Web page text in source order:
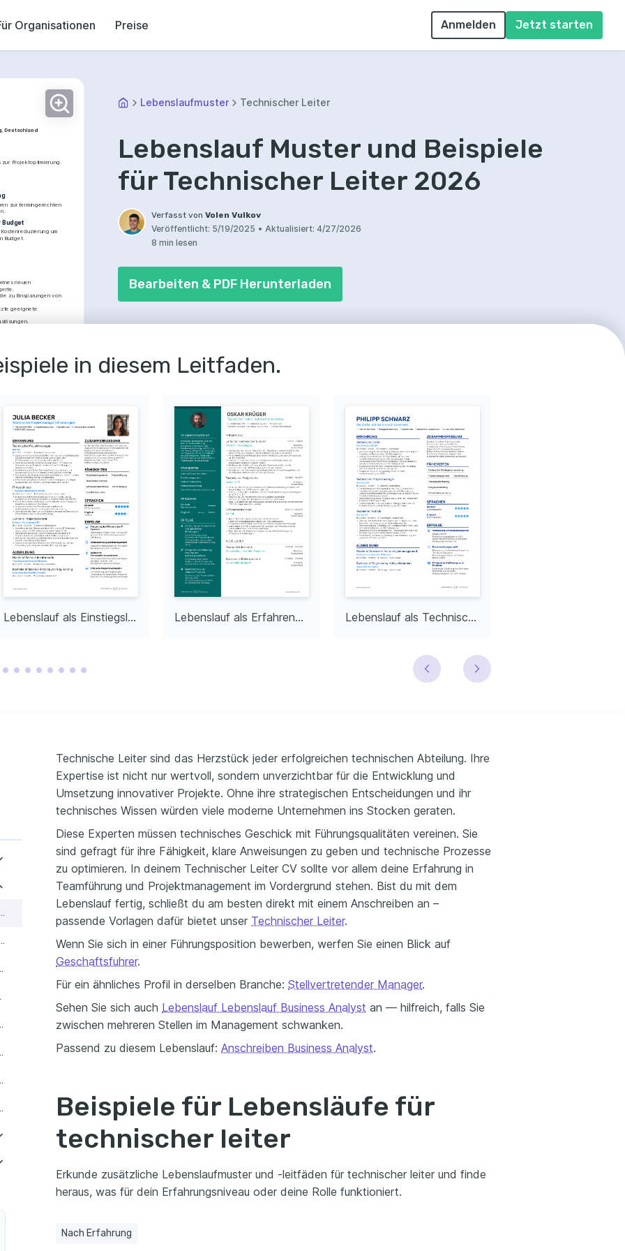
Organisationen Preise Anmelden Jetzt starten
Deutschland
Projektoptimierung.
zur termingerechten
Budget
um
Budget.
neuen
zu Einsparungen von
geeignete
für einen um
sicher.
was zu einer
Spezifikationen zu
(C2)
Lebenslaufmuster Technischer Leiter
Lebenslauf Muster und Beispiele
für Technischer Leiter 2026
Verfasst vonVolen Vulkov
Veröffentlicht: 5/19/2025 • Aktualisiert: 4/27/2026
8 min lesen
Bearbeiten & PDF Herunterladen
in diesem Leitfaden.
Lebenslauf als Einstiegslevel Technischer Leiter Lebenslauf als Erfahrener Technischer Leiter Lebenslauf als Technischer Leiter mit Berufserfahrung
Leiter
Leiter
Leiter
Berufserfahrung
mittlerer Ebene
Erfahrung
Führungsebene
Technische Leiter sind das Herzstück jeder erfolgreichen technischen Abteilung. Ihre
Expertise ist nicht nur wertvoll, sondern unverzichtbar für die Entwicklung und
Umsetzung innovativer Projekte. Ohne ihre strategischen Entscheidungen und ihr
technisches Wissen würden viele moderne Unternehmen ins Stocken geraten.
Diese Experten müssen technisches Geschick mit Führungsqualitäten vereinen. Sie
sind gefragt für ihre Fähigkeit, klare Anweisungen zu geben und technische Prozesse
zu optimieren. In deinem Technischer Leiter CV sollte vor allem deine Erfahrung in
Teamführung und Projektmanagement im Vordergrund stehen. Bist du mit dem
Lebenslauf fertig, schließt du am besten direkt mit einem Anschreiben an –
passende Vorlagen dafür bietet unser Technischer Leiter.
Wenn Sie sich in einer Führungsposition bewerben, werfen Sie einen Blick auf
Geschaftsfuhrer.
Für ein ähnliches Profil in derselben Branche: Stellvertretender Manager.
Sehen Sie sich auch Lebenslauf Lebenslauf Business Analyst an — hilfreich, falls Sie
zwischen mehreren Stellen im Management schwanken.
Passend zu diesem Lebenslauf: Anschreiben Business Analyst.
Beispiele für Lebensläufe für
technischer leiter
Erkunde zusätzliche Lebenslaufmuster und -leitfäden für technischer leiter und finde
heraus, was für dein Erfahrungsniveau oder deine Rolle funktioniert.
Nach Erfahrung